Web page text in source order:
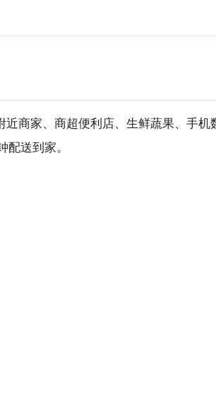
商家、商超便利店、生鲜蔬果、手机
送到家。